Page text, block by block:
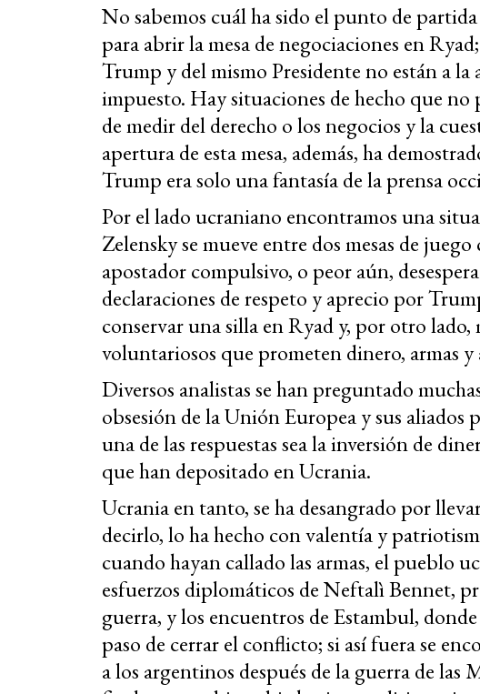
No sabemos cuál ha sido el punto de
para abrir la mesa de negociaciones en
Trump y del mismo Presidente no están a
impuesto. Hay situaciones de hecho que no
de medir del derecho o los negocios y la
apertura de esta mesa, además, ha
Trump era solo una fantasía de la prensa
Por el lado ucraniano encontramos una
Zelensky se mueve entre dos mesas de
apostador compulsivo, o peor aún,
declaraciones de respeto y aprecio por
conservar una silla en Ryad y, por otro lado,
voluntariosos que prometen dinero, armas y
Diversos analistas se han preguntado
obsesión de la Unión Europea y sus
una de las respuestas sea la inversión de
que han depositado en Ucrania.
Ucrania en tanto, se ha desangrado por
decirlo, lo ha hecho con valentía y
cuando hayan callado las armas, el pueblo
esfuerzos diplomáticos de Neftalì Bennet,
guerra, y los encuentros de Estambul,
paso de cerrar el conflicto; si así fuera se
a los argentinos después de la guerra de las